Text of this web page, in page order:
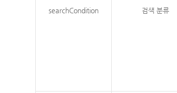
searchCondition 검색 분류